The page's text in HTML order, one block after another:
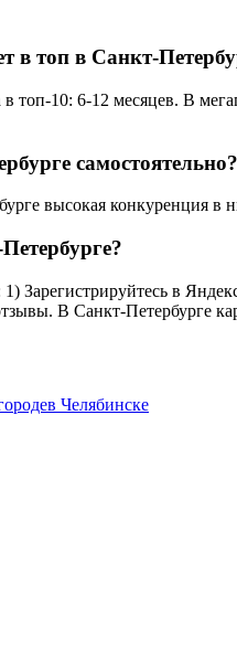
в топ в Санкт-
топ-10: 6-12 месяцев. В
самостоятельно?
высокая конкуренция
Зарегистрируйтесь в
В Санкт-Петербурге
в Челябинске